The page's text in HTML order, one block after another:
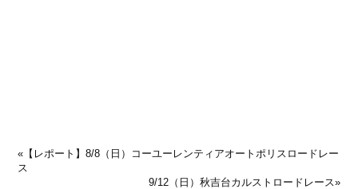
« 【レポート】8/8（日）コーユーレンティアオートポリスロードレー
ス
9/12（日）秋吉台カルストロードレース»